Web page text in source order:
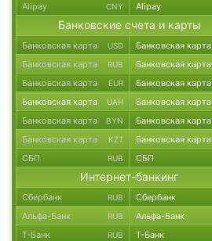
Alipay CNY Alipay
Банковские счета и карты
Банковская карта USD Банковская карта
Банковская карта RUB Банковская карта
Банковская карта EUR Банковская карта
Банковская карта UAH Банковская карта
Банковская карта BYN Банковская карта
Банковская карта KZT Банковская карта
СБП RUB СБП
Интернет-банкинг
Сбербанк RUB Сбербанк
Альфа-Банк RUB Альфа-Банк
Т-Банк RUB Т-Банк